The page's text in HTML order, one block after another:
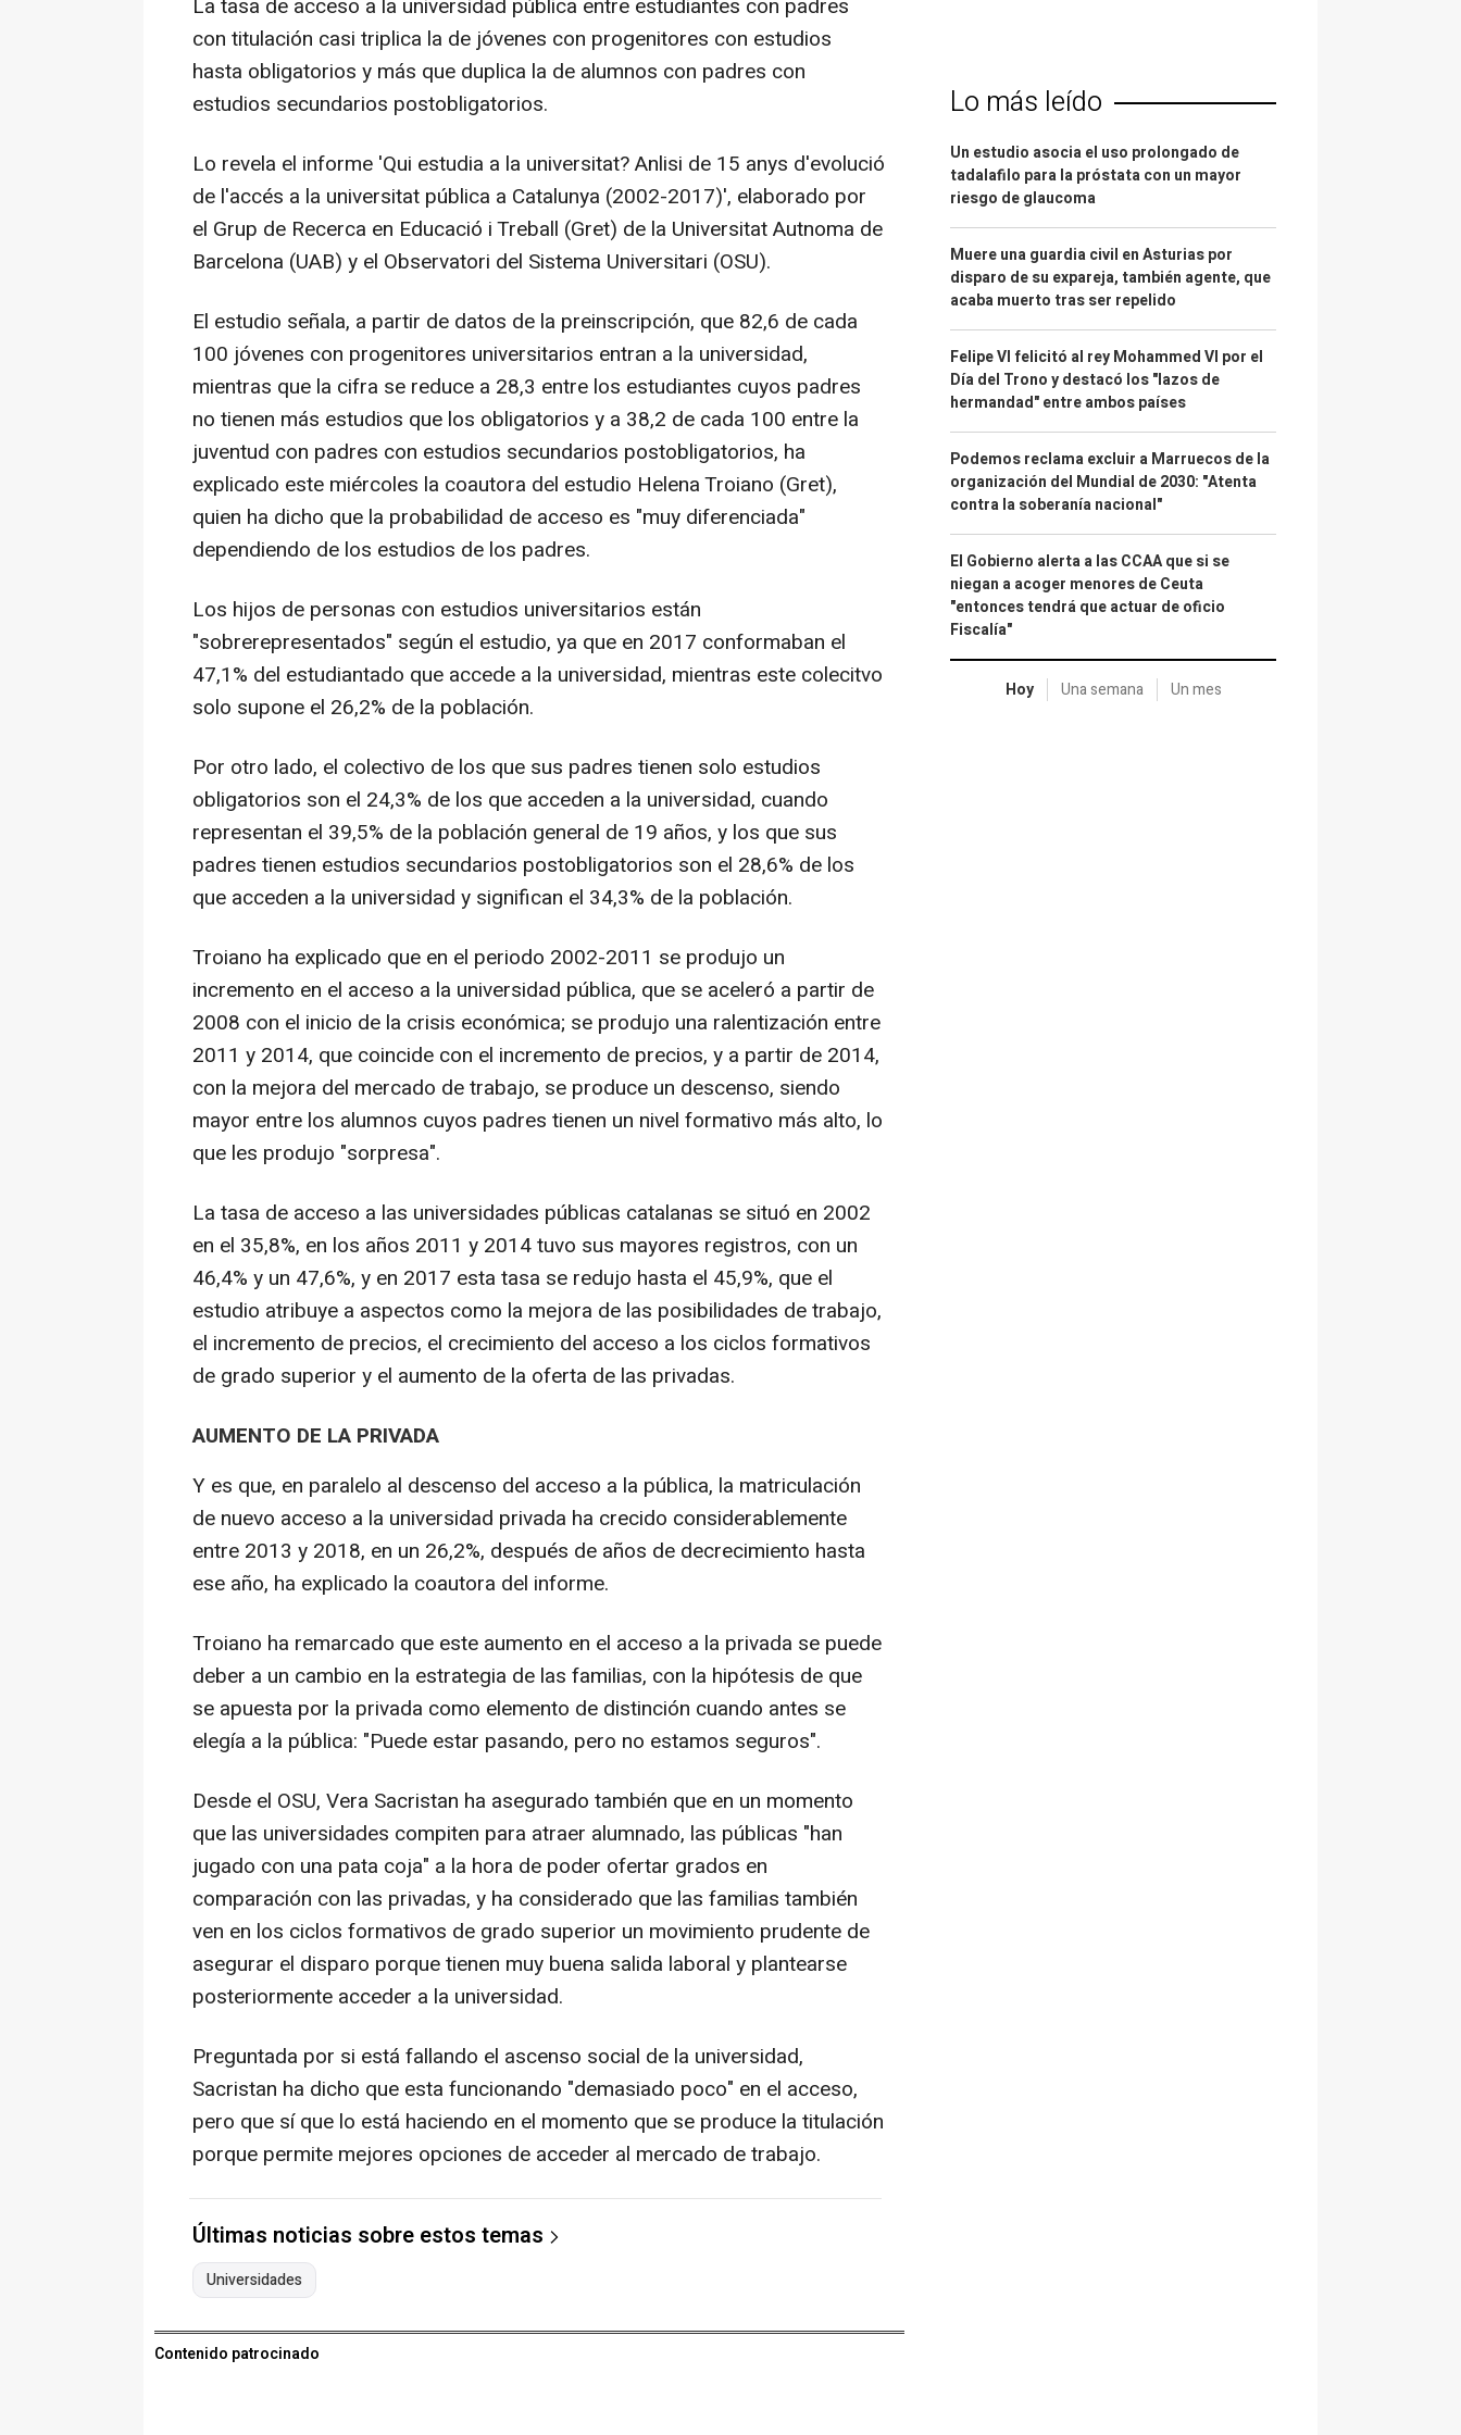
La tasa de acceso a la universidad pública entre estudiantes con padres
con titulación casi triplica la de jóvenes con progenitores con estudios
hasta obligatorios y más que duplica la de alumnos con padres con
estudios secundarios postobligatorios.
Lo revela el informe 'Qui estudia a la universitat? Anlisi de 15 anys d'evolució
de l'accés a la universitat pública a Catalunya (2002-2017)', elaborado por
el Grup de Recerca en Educació i Treball (Gret) de la Universitat Autnoma de
Barcelona (UAB) y el Observatori del Sistema Universitari (OSU).
El estudio señala, a partir de datos de la preinscripción, que 82,6 de cada
100 jóvenes con progenitores universitarios entran a la universidad,
mientras que la cifra se reduce a 28,3 entre los estudiantes cuyos padres
no tienen más estudios que los obligatorios y a 38,2 de cada 100 entre la
juventud con padres con estudios secundarios postobligatorios, ha
explicado este miércoles la coautora del estudio Helena Troiano (Gret),
quien ha dicho que la probabilidad de acceso es "muy diferenciada"
dependiendo de los estudios de los padres.
Los hijos de personas con estudios universitarios están
"sobrerepresentados" según el estudio, ya que en 2017 conformaban el
47,1% del estudiantado que accede a la universidad, mientras este colecitvo
solo supone el 26,2% de la población.
Por otro lado, el colectivo de los que sus padres tienen solo estudios
obligatorios son el 24,3% de los que acceden a la universidad, cuando
representan el 39,5% de la población general de 19 años, y los que sus
padres tienen estudios secundarios postobligatorios son el 28,6% de los
que acceden a la universidad y significan el 34,3% de la población.
Troiano ha explicado que en el periodo 2002-2011 se produjo un
incremento en el acceso a la universidad pública, que se aceleró a partir de
2008 con el inicio de la crisis económica; se produjo una ralentización entre
2011 y 2014, que coincide con el incremento de precios, y a partir de 2014,
con la mejora del mercado de trabajo, se produce un descenso, siendo
mayor entre los alumnos cuyos padres tienen un nivel formativo más alto, lo
que les produjo "sorpresa".
La tasa de acceso a las universidades públicas catalanas se situó en 2002
en el 35,8%, en los años 2011 y 2014 tuvo sus mayores registros, con un
46,4% y un 47,6%, y en 2017 esta tasa se redujo hasta el 45,9%, que el
estudio atribuye a aspectos como la mejora de las posibilidades de trabajo,
el incremento de precios, el crecimiento del acceso a los ciclos formativos
de grado superior y el aumento de la oferta de las privadas.
AUMENTO DE LA PRIVADA
Y es que, en paralelo al descenso del acceso a la pública, la matriculación
de nuevo acceso a la universidad privada ha crecido considerablemente
entre 2013 y 2018, en un 26,2%, después de años de decrecimiento hasta
ese año, ha explicado la coautora del informe.
Troiano ha remarcado que este aumento en el acceso a la privada se puede
deber a un cambio en la estrategia de las familias, con la hipótesis de que
se apuesta por la privada como elemento de distinción cuando antes se
elegía a la pública: "Puede estar pasando, pero no estamos seguros".
Desde el OSU, Vera Sacristan ha asegurado también que en un momento
que las universidades compiten para atraer alumnado, las públicas "han
jugado con una pata coja" a la hora de poder ofertar grados en
comparación con las privadas, y ha considerado que las familias también
ven en los ciclos formativos de grado superior un movimiento prudente de
asegurar el disparo porque tienen muy buena salida laboral y plantearse
posteriormente acceder a la universidad.
Preguntada por si está fallando el ascenso social de la universidad,
Sacristan ha dicho que esta funcionando "demasiado poco" en el acceso,
pero que sí que lo está haciendo en el momento que se produce la titulación
porque permite mejores opciones de acceder al mercado de trabajo.
Últimas noticias sobre estos temas
Universidades
Contenido patrocinado
Lo más leído
Un estudio asocia el uso prolongado de
tadalafilo para la próstata con un mayor
riesgo de glaucoma
Muere una guardia civil en Asturias por
disparo de su expareja, también agente, que
acaba muerto tras ser repelido
Felipe VI felicitó al rey Mohammed VI por el
Día del Trono y destacó los "lazos de
hermandad" entre ambos países
Podemos reclama excluir a Marruecos de la
organización del Mundial de 2030: "Atenta
contra la soberanía nacional"
El Gobierno alerta a las CCAA que si se
niegan a acoger menores de Ceuta
"entonces tendrá que actuar de oficio
Fiscalía"
Hoy Una semana Un mes